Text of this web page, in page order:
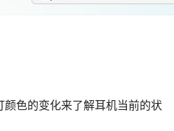
色的变化来了解耳机当前的状